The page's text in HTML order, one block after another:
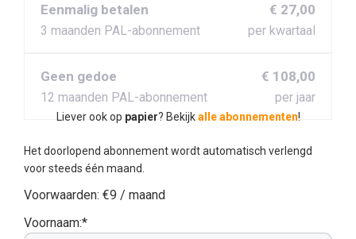
Eenmalig betalen
3 maanden PAL-abonnement
€ 27,00
per kwartaal
Geen gedoe
12 maanden PAL-abonnement
€ 108,00
per jaar
Liever ook op papier? Bekijkalle abonnementen!
Het doorlopend abonnement wordt automatisch verlengd
voor steeds één maand.
Voorwaarden: €9 / maand
Voornaam:*